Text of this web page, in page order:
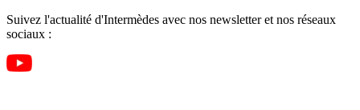
Suivez l'actualité d'Intermèdes avec nos newsletter et nos réseaux
sociaux :